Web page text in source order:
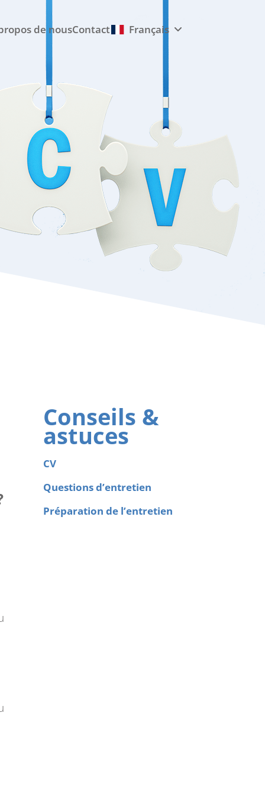
de nousContact Français
Conseils &
astuces
CV
Questions d’entretien
Préparation de l’entretien